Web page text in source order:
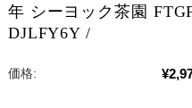
年 シーヨック茶園
DJLFY6Y /
価格: